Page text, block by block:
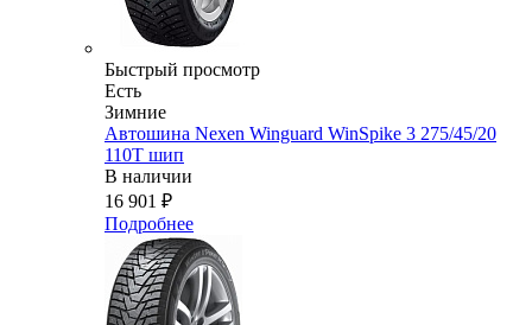
Быстрый просмотр
Есть
Зимние
Автошина Nexen Winguard WinSpike 3 275/45/20
110T шип
В наличии
16 901 ₽
Подробнее